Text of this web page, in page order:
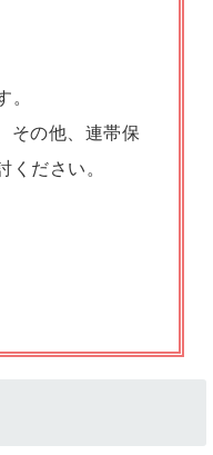
。
その他、連帯保
ださい。